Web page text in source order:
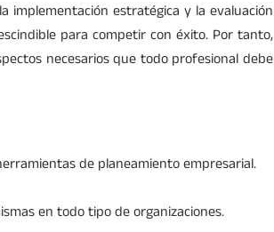
implementación estratégica y la evaluación
para competir con éxito. Por tanto,
necesarios que todo profesional debe
de planeamiento empresarial.
en todo tipo de organizaciones.